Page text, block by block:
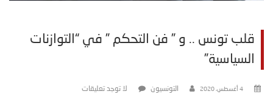
قلب تونس .. و ” فن التحكم ” في “التوازنات
السياسية”
4 أغسطس، 2020 التونسيون لا توجد تعليقات